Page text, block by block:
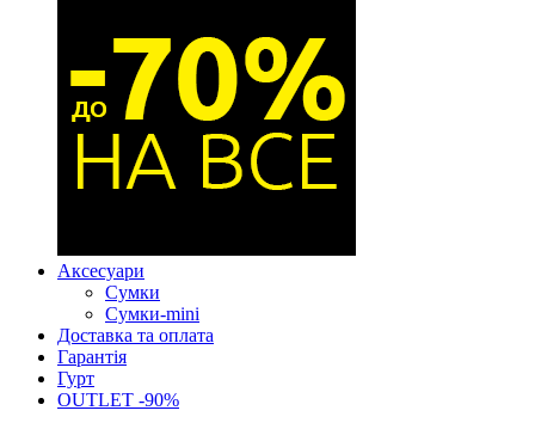
Аксесуари
Сумки
Сумки-mini
Доставка та оплата
Гарантія
Гурт
OUTLET -90%